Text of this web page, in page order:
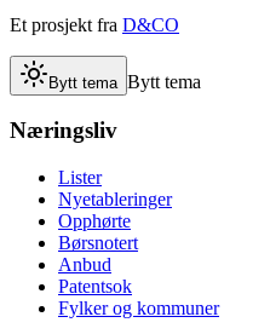
Et prosjekt fra D&CO
Bytt tema Bytt tema
Næringsliv
Lister
Nyetableringer
Opphørte
Børsnotert
Anbud
Patentsok
Fylker og kommuner